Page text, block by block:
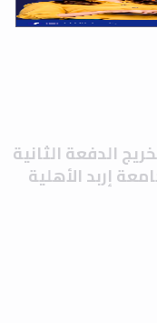
الدفعة الثانية
إربد الأهلية